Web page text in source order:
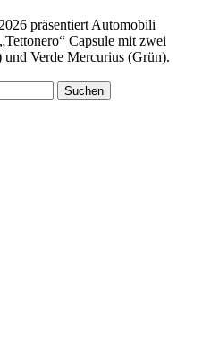
präsentiert Automobili
Capsule mit zwei
Verde Mercurius (Grün).